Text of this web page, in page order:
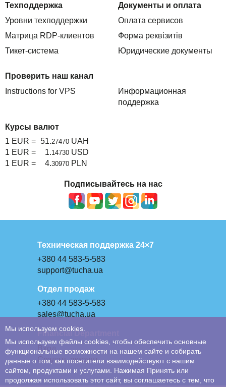
Техподдержка
Уровни техподдержки
Матрица RDP-клиентов
Тикет-система
Документы и оплата
Оплата сервисов
Форма реквізитів
Юридические документы
Проверить наш канал
Instructions for VPS
Информационная
поддержка
Курсы валют
1 EUR = 51.27470 UAH
1 EUR =
1.14730 USD
1 EUR =
4.30970 PLN
Подписывайтесь на нас
Техническая поддержка 24×7
+380 44 583-5-583
support@tucha.ua
Отдел продаж
+380 44 583-5-583
sales@tucha.ua
Financial Department
Вход
Создать аккаунт
Мы используем cookies.
Мы используем файлы cookies, чтобы обеспечить основные
функциональные возможности на нашем сайте и собирать
данные о том, как посетители взаимодействуют с нашим
сайтом, продуктами и услугами. Нажимая Принять или
продолжая использовать этот сайт, вы соглашаетесь с тем, что